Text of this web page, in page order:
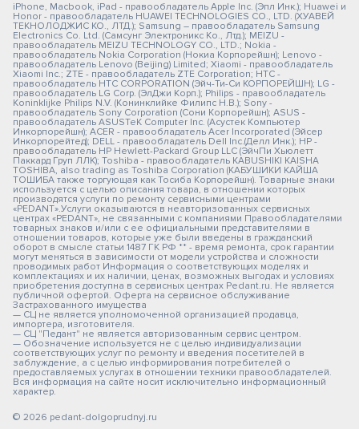
iPhone, Macbook, iPad - правообладатель Apple Inc. (Эпл Инк.); Huawei и
Honor - правообладатель HUAWEI TECHNOLOGIES CO., LTD. (ХУАВЕЙ
ТЕКНОЛОДЖИС КО., ЛТД.); Samsung – правообладатель Samsung
Electronics Co. Ltd. (Самсунг Электроникс Ко., Лтд.); MEIZU -
правообладатель MEIZU TECHNOLOGY CO., LTD.; Nokia -
правообладатель Nokia Corporation (Нокиа Корпорейшн); Lenovo -
правообладатель Lenovo (Beijing) Limited; Xiaomi - правообладатель
Xiaomi Inc.; ZTE - правообладатель ZTE Corporation; HTC -
правообладатель HTC CORPORATION (Эйч-Ти-Си КОРПОРЕЙШН); LG -
правообладатель LG Corp. (ЭлДжи Корп.); Philips - правообладатель
Koninklijke Philips N.V. (Конинклийке Филипс Н.В.); Sony -
правообладатель Sony Corporation (Сони Корпорейшн); ASUS -
правообладатель ASUSTeK Computer Inc. (Асустек Компьютер
Инкорпорейшн); ACER - правообладатель Acer Incorporated (Эйсер
Инкорпорейтед); DELL - правообладатель Dell Inc.(Делл Инк.); HP -
правообладатель HP Hewlett-Packard Group LLC (ЭйчПи Хьюлетт
Паккард Груп ЛЛК); Toshiba - правообладатель KABUSHIKI KAISHA
TOSHIBA, also trading as Toshiba Corporation (КАБУШИКИ КАЙША
ТОШИБА также торгующая как Тосиба Корпорейшн). Товарные знаки
используется с целью описания товара, в отношении которых
производятся услуги по ремонту сервисными центрами
«PEDANT».Услуги оказываются в неавторизованных сервисных
центрах «PEDANT», не связанными с компаниями Правообладателями
товарных знаков и/или с ее официальными представителями в
отношении товаров, которые уже были введены в гражданский
оборот в смысле статьи 1487 ГК РФ ** - время ремонта, срок гарантии
могут меняться в зависимости от модели устройства и сложности
проводимых работ Информация о соответствующих моделях и
комплектациях и их наличии, ценах, возможных выгодах и условиях
приобретения доступна в сервисных центрах Pedant.ru. Не является
публичной офертой. Оферта на сервисное обслуживание
Застрахованного имущества
— СЦ не является уполномоченной организацией продавца,
импортера, изготовителя.
— СЦ "Педант" не является авторизованным сервис центром.
— Обозначение используется не с целью индивидуализации
соответствующих услуг по ремонту и введения посетителей в
заблуждение, а с целью информирования потребителей о
предоставляемых услугах в отношении техники правообладателей.
Вся информация на сайте носит исключительно информационный
характер.
© 2026 pedant-dolgoprudnyj.ru